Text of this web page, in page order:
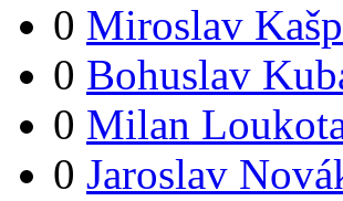
0 Miroslav
0 Bohuslav
0 Milan
0 Jaroslav